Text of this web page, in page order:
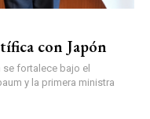
con Japón
se fortalece bajo el
y la primera ministra